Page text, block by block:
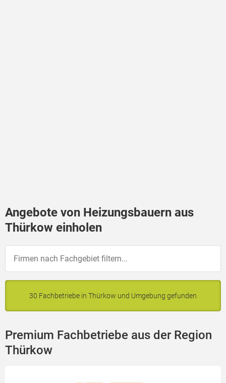
Angebote von Heizungsbauern aus
Thürkow einholen
30 Fachbetriebe in Thürkow und Umgebung gefunden
Premium Fachbetriebe aus der Region
Thürkow